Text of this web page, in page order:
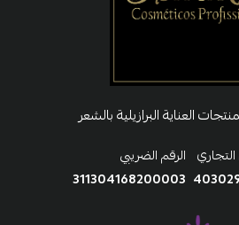
العناية البرازيلية بالشعر
الرقم الضريبي
311304168200003